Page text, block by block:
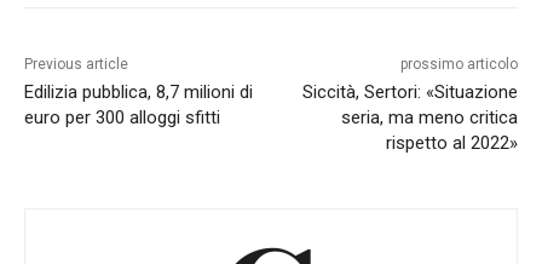
Previous article
Edilizia pubblica, 8,7 milioni di
euro per 300 alloggi sfitti
prossimo articolo
Siccità, Sertori: «Situazione
seria, ma meno critica
rispetto al 2022»